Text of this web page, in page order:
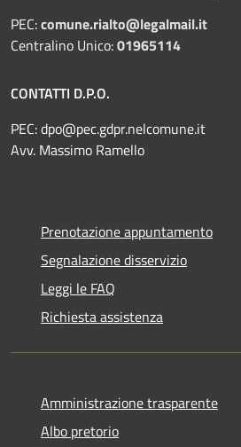
PEC:comune.rialto@legalmail.it
Centralino Unico:01965114
CONTATTI D.P.O.
PEC:dpo@pec.gdpr.nelcomune.it
Avv. Massimo Ramello
Prenotazione appuntamento
Segnalazione disservizio
Leggi le FAQ
Richiesta assistenza
Amministrazione trasparente
Albo pretorio